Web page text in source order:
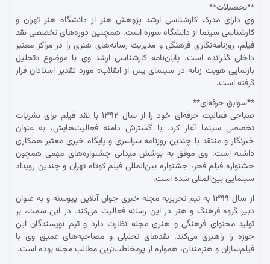
**تحصیلات**
وی دارای مدرک کارشناسی ارشد پژوهش هنر از دانشگاه هنر تهران و
کارشناسی سینما از دانشگاه سوره است. همچنین دوره‌های تخصصی نقد
فیلم، روزنامه‌نگاری فرهنگی و مدیریت رسانه‌های هنری را در مراکز معتبر
داخلی گذرانده است. پایان‌نامه کارشناسی ارشد وی با موضوع «تحلیل
بازنمایی هویت زنانه در سینمای پس از انقلاب» مورد تقدیر استادان قرار
گرفته است.
**سوابق حرفه‌ای**
صباحی فعالیت حرفه‌ای خود را از سال ۱۳۹۲ با نقد فیلم برای نشریات
تخصصی سینما آغاز کرد. با گسترش دامنه فعالیت‌هایش، به عنوان
خبرنگار و منتقد با چندین روزنامه سراسری و پایگاه خبری معتبر همکاری
داشته است. وی موفق به پوشش میدانی جشنواره‌های مهمی همچون
جشنواره فیلم فجر، جشنواره بین‌المللی فیلم کوتاه تهران و چندین رویداد
سینمایی بین‌المللی شده است.
از سال ۱۳۹۹ به تیم تحریریه مجله خبری جوان آنلاین پیوسته و به عنوان
دبیر گروه فرهنگ و هنر در این رسانه فعالیت می‌کند. در این سمت، بر
تولید محتوای فرهنگی و هنری مجله نظارت دارد و تیم نویسندگان این
حوزه را راهبری می‌کند. نقدهای تحلیلی و مصاحبه‌های عمیق وی با
فیلم‌سازان و هنرمندان، همواره از پرمخاطب‌ترین مطالب مجله بوده است.